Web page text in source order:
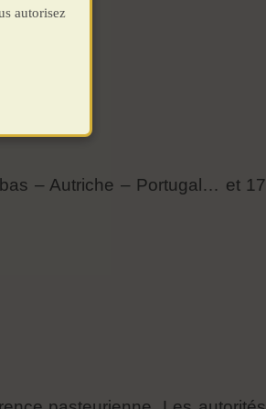
– Autriche – Portugal… et 17
autorisez